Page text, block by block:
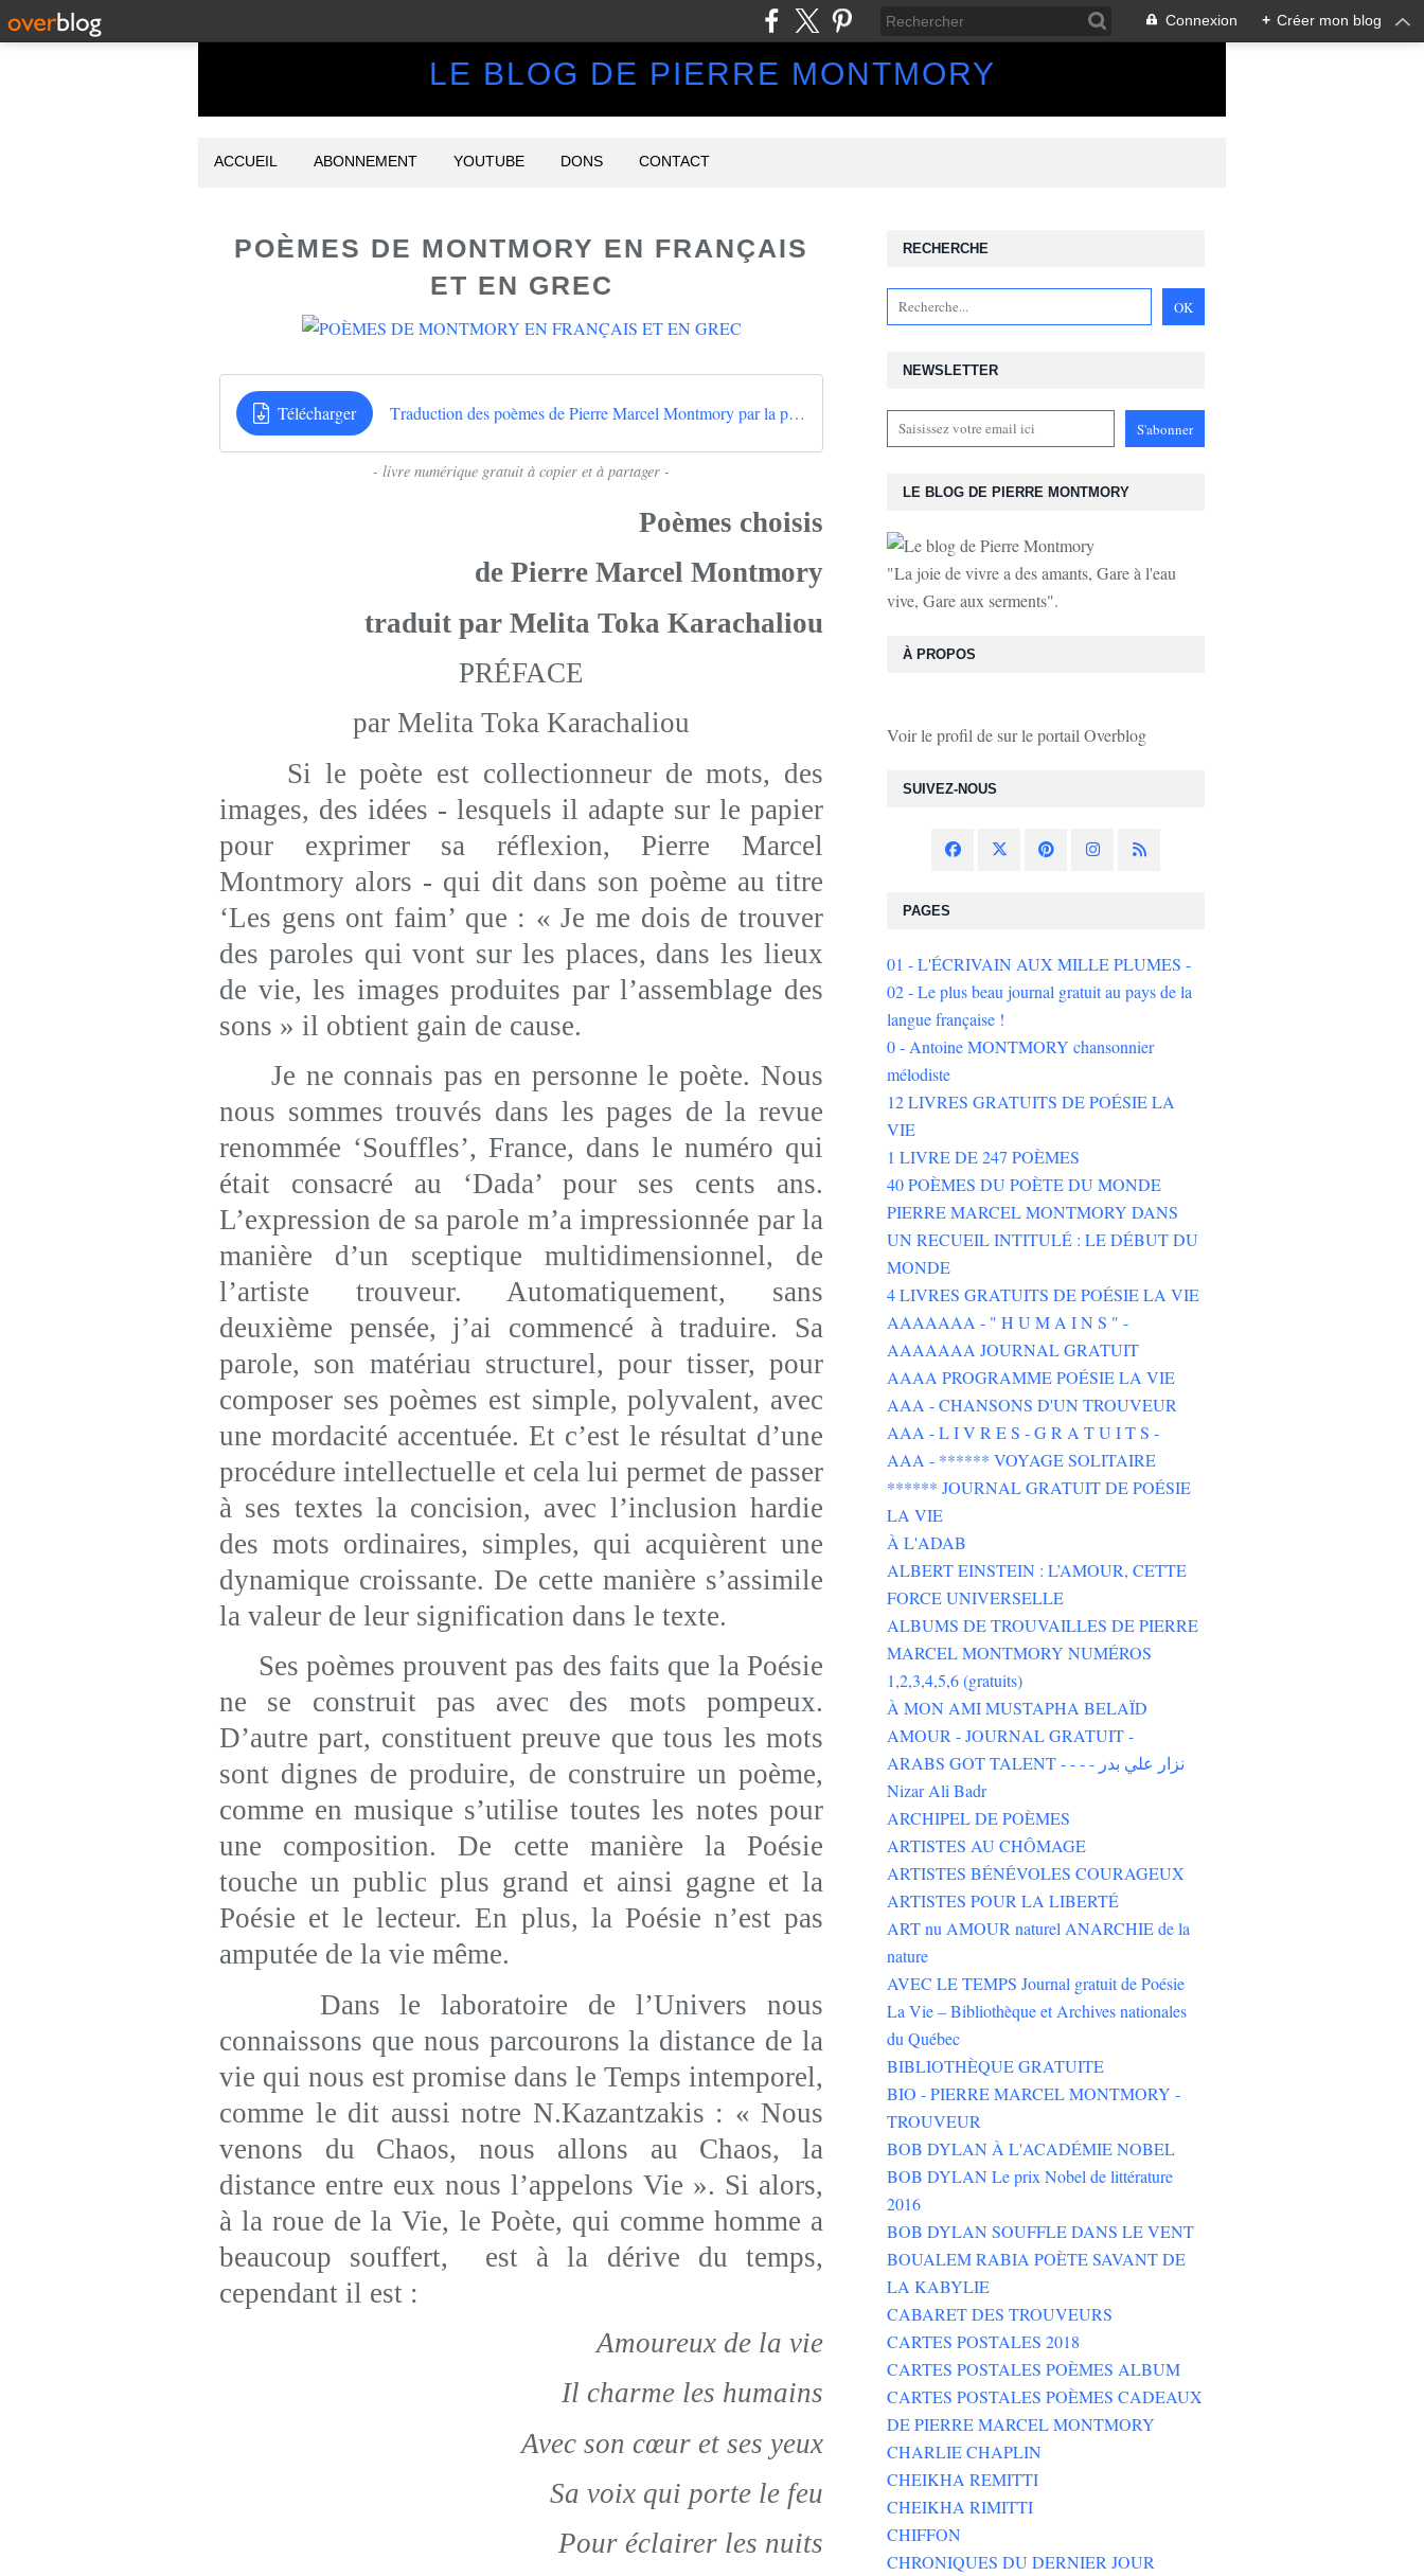
Connexion + Créer mon blog
LE BLOG DE PIERRE MONTMORY
ACCUEIL ABONNEMENT YOUTUBE DONS CONTACT
POÈMES DE MONTMORY EN FRANÇAIS
ET EN GREC
Télécharger Τraduction des poèmes de Pierre Marcel Montmory par la poétesse grecque Melita Toka-Karachaliou 2020 Pierre Marcel Montmory Éditeur - Copie
- livre numérique gratuit à copier et à partager -
Poèmes choisis
de Pierre Marcel Montmory
traduit par Melita Toka Karachaliou
PRÉFACE
par Melita Toka Karachaliou
Si le poète est collectionneur de mots, des
images, des idées - lesquels il adapte sur le papier
pour exprimer sa réflexion, Pierre Marcel
Montmory alors - qui dit dans son poème au titre
‘Les gens ont faim’ que : « Je me dois de trouver
des paroles qui vont sur les places, dans les lieux
de vie, les images produites par l’assemblage des
sons » il obtient gain de cause.
Je ne connais pas en personne le poète. Nous
nous sommes trouvés dans les pages de la revue
renommée ‘Souffles’, France, dans le numéro qui
était consacré au ‘Dada’ pour ses cents ans.
L’expression de sa parole m’a impressionnée par la
manière d’un sceptique multidimensionnel, de
l’artiste trouveur. Automatiquement, sans
deuxième pensée, j’ai commencé à traduire. Sa
parole, son matériau structurel, pour tisser, pour
composer ses poèmes est simple, polyvalent, avec
une mordacité accentuée. Et c’est le résultat d’une
procédure intellectuelle et cela lui permet de passer
à ses textes la concision, avec l’inclusion hardie
des mots ordinaires, simples, qui acquièrent une
dynamique croissante. De cette manière s’assimile
la valeur de leur signification dans le texte.
Ses poèmes prouvent pas des faits que la Poésie
ne se construit pas avec des mots pompeux.
D’autre part, constituent preuve que tous les mots
sont dignes de produire, de construire un poème,
comme en musique s’utilise toutes les notes pour
une composition. De cette manière la Poésie
touche un public plus grand et ainsi gagne et la
Poésie et le lecteur. En plus, la Poésie n’est pas
amputée de la vie même.
Dans le laboratoire de l’Univers nous
connaissons que nous parcourons la distance de la
vie qui nous est promise dans le Temps intemporel,
comme le dit aussi notre N.Kazantzakis : « Nous
venons du Chaos, nous allons au Chaos, la
distance entre eux nous l’appelons Vie ». Si alors,
à la roue de la Vie, le Poète, qui comme homme a
beaucoup souffert, est à la dérive du temps,
cependant il est :
Amoureux de la vie
Il charme les humains
Avec son cœur et ses yeux
Sa voix qui porte le feu
Pour éclairer les nuits
NEWSLETTER
SUIVEZ-NOUS
RECHERCHE
LE BLOG DE PIERRE MONTMORY
"La joie de vivre a des amants, Gare à l'eau
vive, Gare aux serments".
À PROPOS
Voir le profil desur le portail Overblog
PAGES
01 - L'ÉCRIVAIN AUX MILLE PLUMES -
02 - Le plus beau journal gratuit au pays de la
langue française !
0 - Antoine MONTMORY chansonnier
mélodiste
12 LIVRES GRATUITS DE POÉSIE LA
VIE
1 LIVRE DE 247 POÈMES
40 POÈMES DU POÈTE DU MONDE
PIERRE MARCEL MONTMORY DANS
UN RECUEIL INTITULÉ : LE DÉBUT DU
MONDE
4 LIVRES GRATUITS DE POÉSIE LA VIE
AAAAAAA - " H U M A I N S " -
AAAAAAA JOURNAL GRATUIT
AAAA PROGRAMME POÉSIE LA VIE
AAA - CHANSONS D'UN TROUVEUR
AAA - L I V R E S - G R A T U I T S -
AAA - ****** VOYAGE SOLITAIRE
****** JOURNAL GRATUIT DE POÉSIE
LA VIE
À L'ADAB
ALBERT EINSTEIN : L’AMOUR, CETTE
FORCE UNIVERSELLE
ALBUMS DE TROUVAILLES DE PIERRE
MARCEL MONTMORY NUMÉROS
1,2,3,4,5,6 (gratuits)
À MON AMI MUSTAPHA BELAÏD
AMOUR - JOURNAL GRATUIT -
ARABS GOT TALENT - - - - نزار علي بدر
Nizar Ali Badr
ARCHIPEL DE POÈMES
ARTISTES AU CHÔMAGE
ARTISTES BÉNÉVOLES COURAGEUX
ARTISTES POUR LA LIBERTÉ
ART nu AMOUR naturel ANARCHIE de la
nature
AVEC LE TEMPS Journal gratuit de Poésie
La Vie – Bibliothèque et Archives nationales
du Québec
BIBLIOTHÈQUE GRATUITE
BIO - PIERRE MARCEL MONTMORY -
TROUVEUR
BOB DYLAN À L'ACADÉMIE NOBEL
BOB DYLAN Le prix Nobel de littérature
2016
BOB DYLAN SOUFFLE DANS LE VENT
BOUALEM RABIA POÈTE SAVANT DE
LA KABYLIE
CABARET DES TROUVEURS
CARTES POSTALES 2018
CARTES POSTALES POÈMES ALBUM
CARTES POSTALES POÈMES CADEAUX
DE PIERRE MARCEL MONTMORY
CHARLIE CHAPLIN
CHEIKHA REMITTI
CHEIKHA RIMITTI
CHIFFON
CHRONIQUES DU DERNIER JOUR